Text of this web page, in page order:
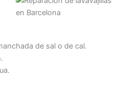
de sal o de cal.